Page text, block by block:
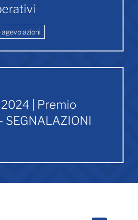
agevolazioni
2024 | Premio
SEGNALAZIONI